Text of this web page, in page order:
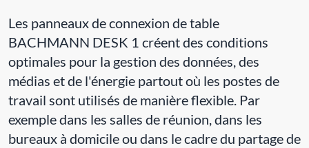
Les panneaux de connexion de table
BACHMANN DESK 1 créent des conditions
optimales pour la gestion des données, des
médias et de l'énergie partout où les postes de
travail sont utilisés de manière flexible. Par
exemple dans les salles de réunion, dans les
bureaux à domicile ou dans le cadre du partage de